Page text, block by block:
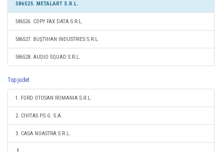
586525. METALART S.R.L.
586526. COPY FAX DATA S.R.L.
586527. BUŞTIHAN INDUSTRIES S.R.L.
586528. AUDIO SQUAD S.R.L.
Top judet
1. FORD OTOSAN ROMANIA S.R.L.
2. CIVITAS P.S.G. S.A.
3. CASA NOASTRA S.R.L.